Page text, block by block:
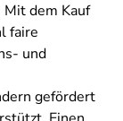
dem Kauf
faire
und
gefördert